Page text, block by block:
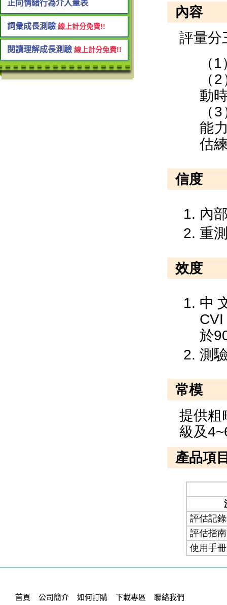
正向情緒行為介入量表
詞彙成長測驗 線上計分免費!!
閱讀理解成長測驗 線上計分免費!!
首頁 公司簡介 如何訂購 下載專區 聯絡我們